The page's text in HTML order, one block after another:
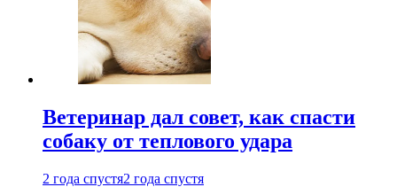
Ветеринар дал совет, как спасти
собаку от теплового удара
2 года спустя2 года спустя